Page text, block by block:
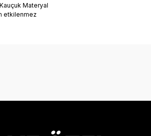
Materyal
etkilenmez